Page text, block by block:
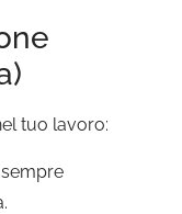
tuo lavoro: